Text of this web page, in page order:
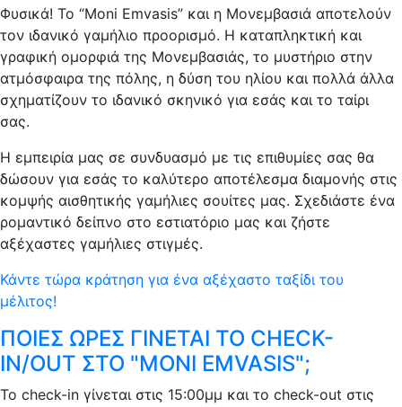
Φυσικά! Το “Moni Emvasis” και η Μονεμβασιά αποτελούν
τον ιδανικό γαμήλιο προορισμό. Η καταπληκτική και
γραφική ομορφιά της Μονεμβασιάς, το μυστήριο στην
ατμόσφαιρα της πόλης, η δύση του ηλίου και πολλά άλλα
σχηματίζουν το ιδανικό σκηνικό για εσάς και το ταίρι
σας.
Η εμπειρία μας σε συνδυασμό με τις επιθυμίες σας θα
δώσουν για εσάς το καλύτερο αποτέλεσμα διαμονής στις
κομψής αισθητικής γαμήλιες σουίτες μας. Σχεδιάστε ένα
ρομαντικό δείπνο στο εστιατόριο μας και ζήστε
αξέχαστες γαμήλιες στιγμές.
Κάντε τώρα κράτηση για ένα αξέχαστο ταξίδι του
μέλιτος!
ΠΟΙΕΣ ΩΡΕΣ ΓΙΝΕΤΑΙ ΤΟ CHECK-
IN/OUT ΣΤΟ "MONI EMVASIS";
Το check-in γίνεται στις 15:00μμ και το check-out στις